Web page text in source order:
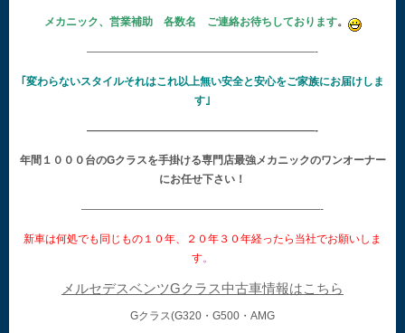
メカニック、営業補助 各数名 ご連絡お待ちしております。
—————————————————————-
｢変わらないスタイルそれはこれ以上無い安全と安心をご家族にお届けしま
す｣
—————————————————————-
年間１０００台のGクラスを手掛ける専門店最強メカニックのワンオーナー
にお任せ下さい！
——————————————————————-
新車は何処でも同じもの１０年、２０年３０年経ったら当社でお願いしま
す。
メルセデスベンツGクラス中古車情報はこちら
Gクラス(G320・G500・AMG